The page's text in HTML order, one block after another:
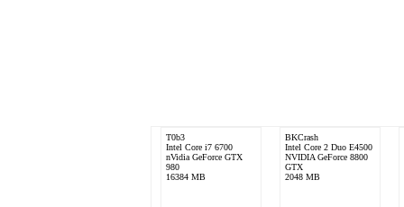
T0b3
Intel Core i7 6700
nVidia GeForce GTX
980
16384 MB
BKCrash
Intel Core 2 Duo E4500
NVIDIA GeForce 8800
GTX
2048 MB